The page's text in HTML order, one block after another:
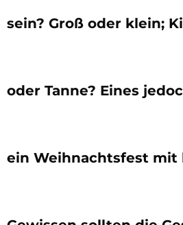
sein? Groß oder klein;
oder Tanne? Eines
ein Weihnachtsfest mit